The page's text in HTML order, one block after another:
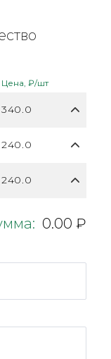
Цена, ₽/шт
340.0
240.0
240.0
0.00 ₽